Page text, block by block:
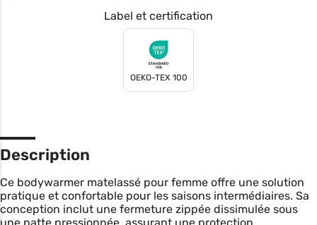
Label et certification
OEKO-TEX 100
Description
Ce bodywarmer matelassé pour femme offre une solution
pratique et confortable pour les saisons intermédiaires. Sa
conception inclut une fermeture zippée dissimulée sous